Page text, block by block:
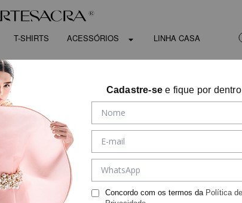
T-SHIRTS ACESSÓRIOS LINHA CASA
CALÇA
R$
em6x
Cadastre-se e fique por
Concordo com os termos da Política de